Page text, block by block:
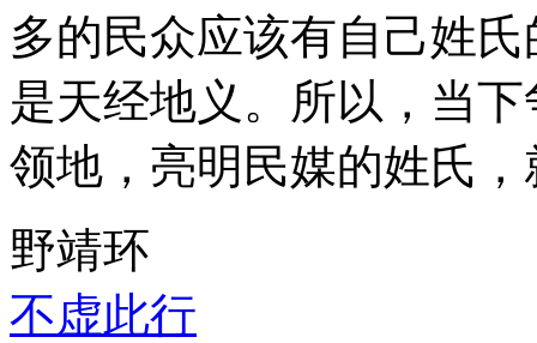
多的民众应该有自己姓
是天经地义。所以，当
领地，亮明民媒的姓氏
野靖环
不虚此行